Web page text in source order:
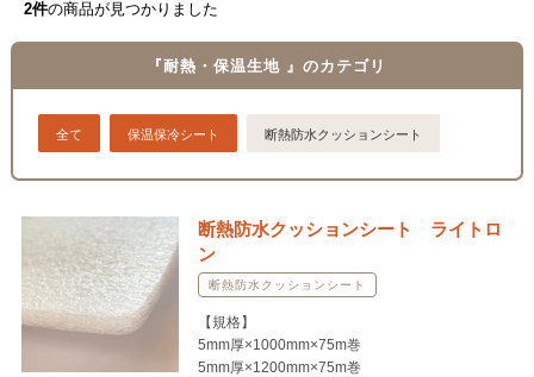
2件の商品が見つかりました
『耐熱・保温生地 』のカテゴリ
全て 保温保冷シート 断熱防水クッションシート
断熱防水クッションシート ライトロ
ン
断熱防水クッションシート
【規格】
5mm厚×1000mm×75m巻
5mm厚×1200mm×75m巻